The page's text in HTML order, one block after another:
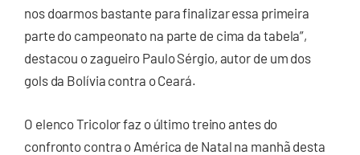
nos doarmos bastante para finalizar essa primeira
parte do campeonato na parte de cima da tabela”,
destacou o zagueiro Paulo Sérgio, autor de um dos
gols da Bolívia contra o Ceará.
O elenco Tricolor faz o último treino antes do
confronto contra o América de Natal na manhã desta